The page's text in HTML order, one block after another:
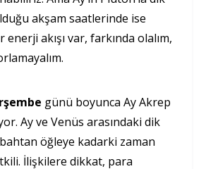
akşam saatlerinde ise
akışı var, farkında olalım,
günü boyunca Ay Akrep
Ay ve Venüs arasındaki dik
öğleye kadarki zaman
İlişkilere dikkat, para